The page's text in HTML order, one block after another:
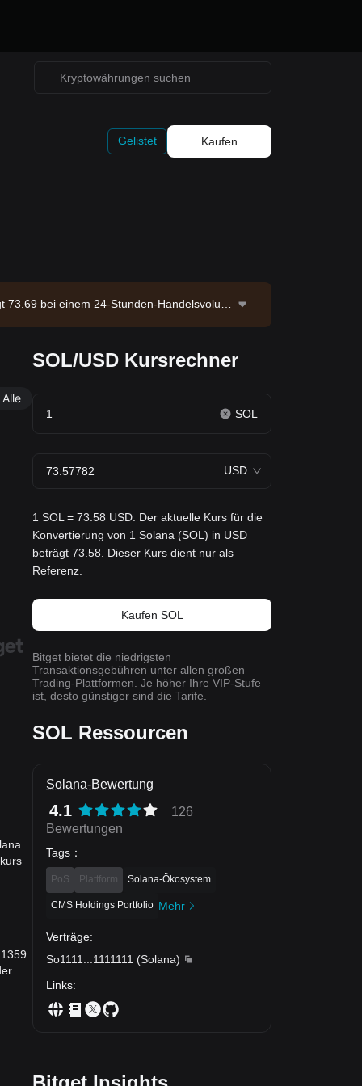
Gelistet Kaufen
bei einem 24-Stunden-Handelsvolum
Alle
SOL/USD Kursrechner
SOL
USD
1 SOL = 73.58 USD. Der aktuelle Kurs für die
Konvertierung von 1 Solana (SOL) in USD
beträgt 73.58. Dieser Kurs dient nur als
Referenz.
Kaufen SOL
Bitget bietet die niedrigsten
Transaktionsgebühren unter allen großen
Trading-Plattformen. Je höher Ihre VIP-Stufe
ist, desto günstiger sind die Tarife.
SOL Ressourcen
Solana-Bewertung
4.1
126
Bewertungen
Tags ：
PoS Plattform Solana-Ökosystem
CMS Holdings Portfolio Mehr
Verträge:
So1111
1111111 (Solana)
Links: